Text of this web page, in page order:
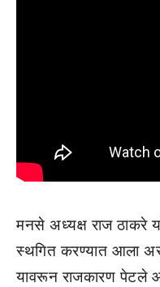
मनसे अध्यक्ष राज ठाकरे
स्थगित करण्यात आला
यावरून राजकारण पेटले